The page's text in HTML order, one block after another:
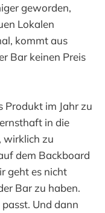
geworden,
Lokalen
kommt aus
Bar keinen Preis
Produkt im Jahr zu
in die
wirklich zu
dem Backboard
geht es nicht
Bar zu haben.
Und dann